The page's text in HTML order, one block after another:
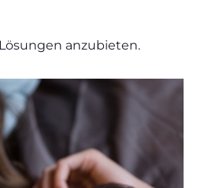
anzubieten.